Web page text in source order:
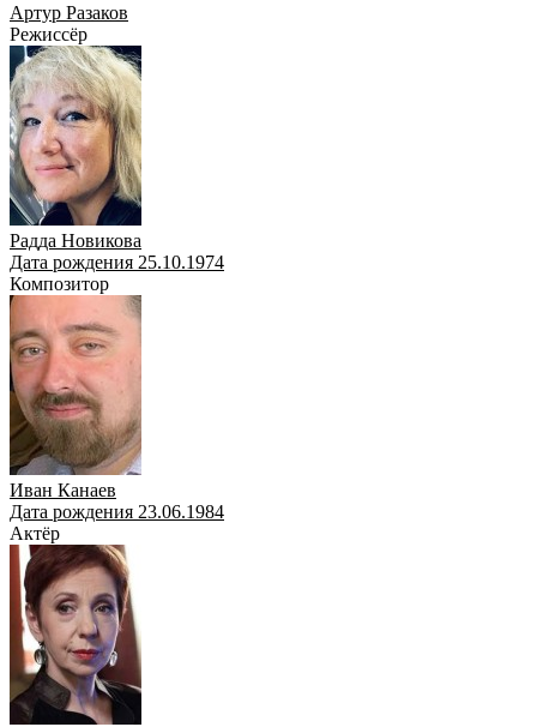
Артур Разаков
Режиссёр
Радда Новикова
Дата рождения 25.10.1974
Композитор
Иван Канаев
Дата рождения 23.06.1984
Актёр